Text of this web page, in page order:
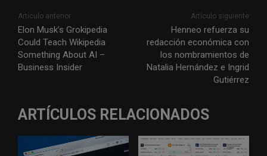
Artículo anterior
Elon Musk’s Grokipedia
Could Teach Wikipedia
Something About AI –
Business Insider
Artículo siguiente
Henneo refuerza su
redacción económica con
los nombramientos de
Natalia Hernández e Ingrid
Gutiérrez
ARTÍCULOS RELACIONADOS